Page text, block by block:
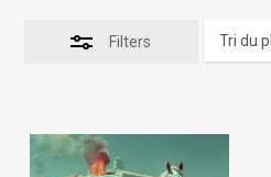
Filters